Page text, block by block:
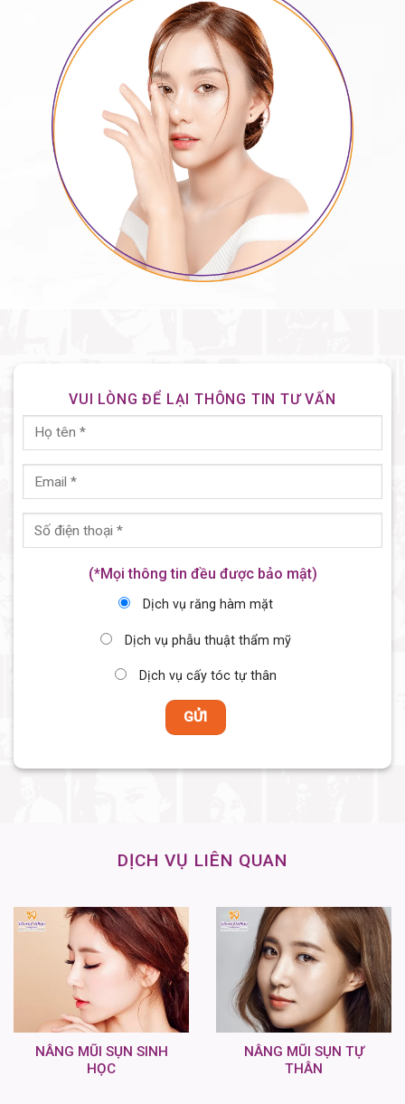
VUI LÒNG ĐỂ LẠI THÔNG TIN TƯ VẤN
(*Mọi thông tin đều được bảo mật)
Dịch vụ răng hàm mặt
Dịch vụ phẫu thuật thẩm mỹ
Dịch vụ cấy tóc tự thân
DỊCH VỤ LIÊN QUAN
NÂNG MŨI SỤN SINH
HỌC
NÂNG MŨI SỤN TỰ
THÂN